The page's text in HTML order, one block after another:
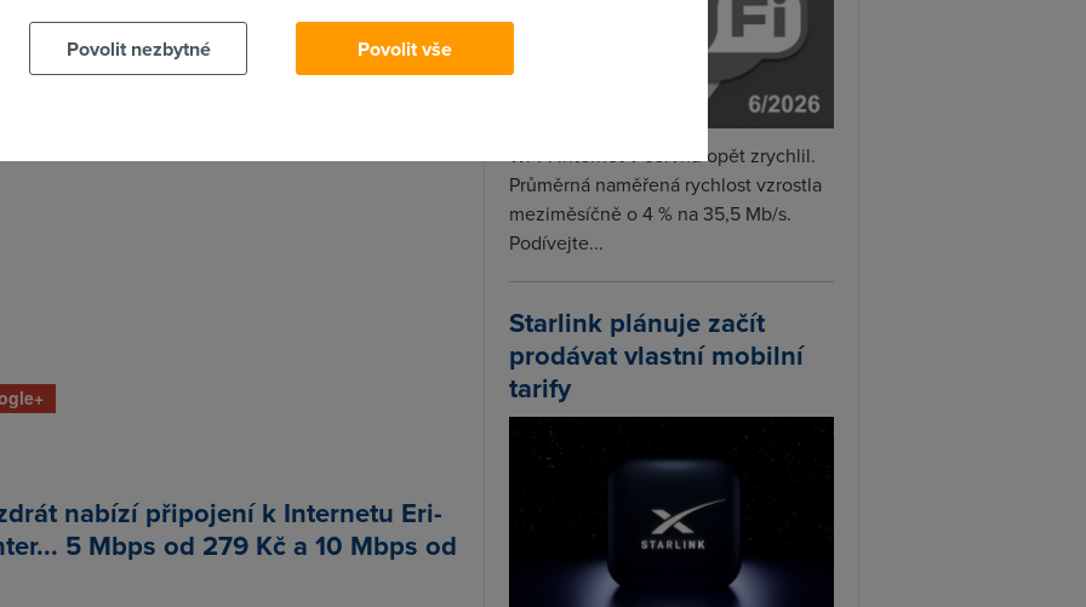
nabízí připojení k Internetu Eri-
5 Mbps od 279 Kč a 10 Mbps od
Wi-Fi internet v červnu opět zrychlil.
Průměrná naměřená rychlost vzrostla
meziměsíčně o 4 % na 35,5 Mb/s.
Podívejte...
Starlink plánuje začít
prodávat vlastní mobilní
tarify
Povolit nezbytné
Povolit vše